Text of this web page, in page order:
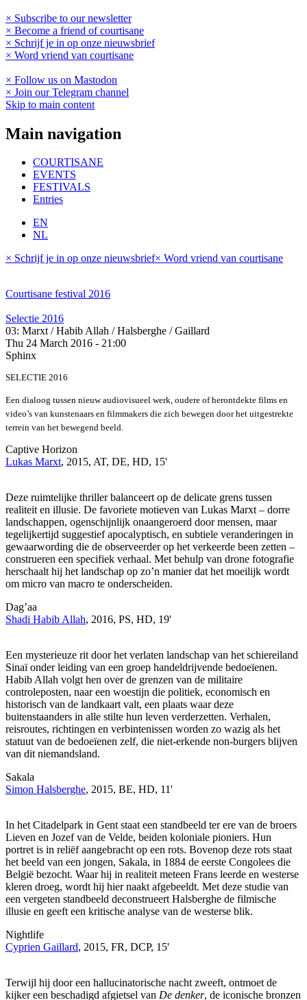
× Subscribe to our newsletter
× Become a friend of courtisane
× Schrijf je in op onze nieuwsbrief
× Word vriend van courtisane
× Follow us on Mastodon
× Join our Telegram channel
Skip to main content
Main navigation
COURTISANE
EVENTS
FESTIVALS
Entries
EN
NL
× Schrijf je in op onze nieuwsbrief× Word vriend van courtisane
Courtisane festival 2016
Selectie 2016
03: Marxt / Habib Allah / Halsberghe / Gaillard
Thu 24 March 2016 - 21:00
Sphinx
SELECTIE 2016
Een dialoog tussen nieuw audiovisueel werk, oudere of herontdekte films en
video’s van kunstenaars en filmmakers die zich bewegen door het uitgestrekte
terrein van het bewegend beeld.
Captive Horizon
Lukas Marxt, 2015, AT, DE, HD, 15'
Deze ruimtelijke thriller balanceert op de delicate grens tussen
realiteit en illusie. De favoriete motieven van Lukas Marxt – dorre
landschappen, ogenschijnlijk onaangeroerd door mensen, maar
tegelijkertijd suggestief apocalyptisch, en subtiele veranderingen in
gewaarwording die de observeerder op het verkeerde been zetten –
construeren een specifiek verhaal. Met behulp van drone fotografie
herschaalt hij het landschap op zo’n manier dat het moeilijk wordt
om micro van macro te onderscheiden.
Dag’aa
Shadi Habib Allah, 2016, PS, HD, 19'
Een mysterieuze rit door het verlaten landschap van het schiereiland
Sinaï onder leiding van een groep handeldrijvende bedoeïenen.
Habib Allah volgt hen over de grenzen van de militaire
controleposten, naar een woestijn die politiek, economisch en
historisch van de landkaart valt, een plaats waar deze
buitenstaanders in alle stilte hun leven verderzetten. Verhalen,
reisroutes, richtingen en verbintenissen worden zo wazig als het
statuut van de bedoeïenen zelf, die niet-erkende non-burgers blijven
van dit niemandsland.
Sakala
Simon Halsberghe, 2015, BE, HD, 11'
In het Citadelpark in Gent staat een standbeeld ter ere van de broers
Lieven en Jozef van de Velde, beiden koloniale pioniers. Hun
portret is in reliëf aangebracht op een rots. Bovenop deze rots staat
het beeld van een jongen, Sakala, in 1884 de eerste Congolees die
België bezocht. Waar hij in realiteit meteen Frans leerde en westerse
kleren droeg, wordt hij hier naakt afgebeeldt. Met deze studie van
een vergeten standbeeld deconstrueert Halsberghe de filmische
illusie en geeft een kritische analyse van de westerse blik.
Nightlife
Cyprien Gaillard, 2015, FR, DCP, 15'
Terwijl hij door een hallucinatorische nacht zweeft, ontmoet de
kijker een beschadigd afgietsel van De denker, de iconische bronzen